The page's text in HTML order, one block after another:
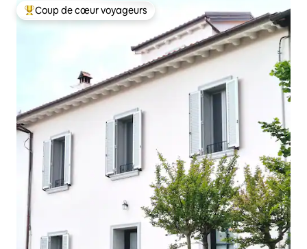
Coups de cœur voyageurs les plus appréciés
Coup de cœur voyageurs